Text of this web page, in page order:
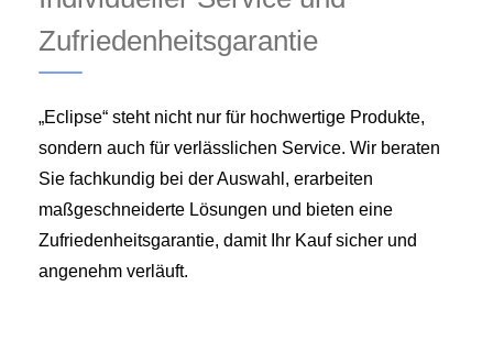
Zufriedenheitsgarantie
„Eclipse“ steht nicht nur für hochwertige Produkte,
sondern auch für verlässlichen Service. Wir beraten
Sie fachkundig bei der Auswahl, erarbeiten
maßgeschneiderte Lösungen und bieten eine
Zufriedenheitsgarantie, damit Ihr Kauf sicher und
angenehm verläuft.